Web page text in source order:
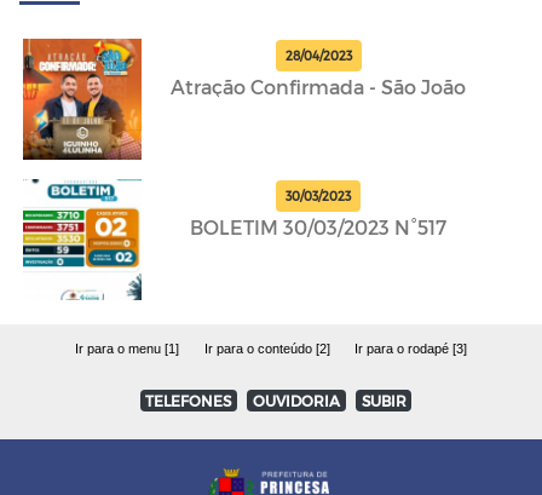
28/04/2023
Atração Confirmada - São João
30/03/2023
BOLETIM 30/03/2023 N°517
Ir para o menu [1] Ir para o conteúdo [2] Ir para o rodapé [3]
TELEFONES OUVIDORIA SUBIR